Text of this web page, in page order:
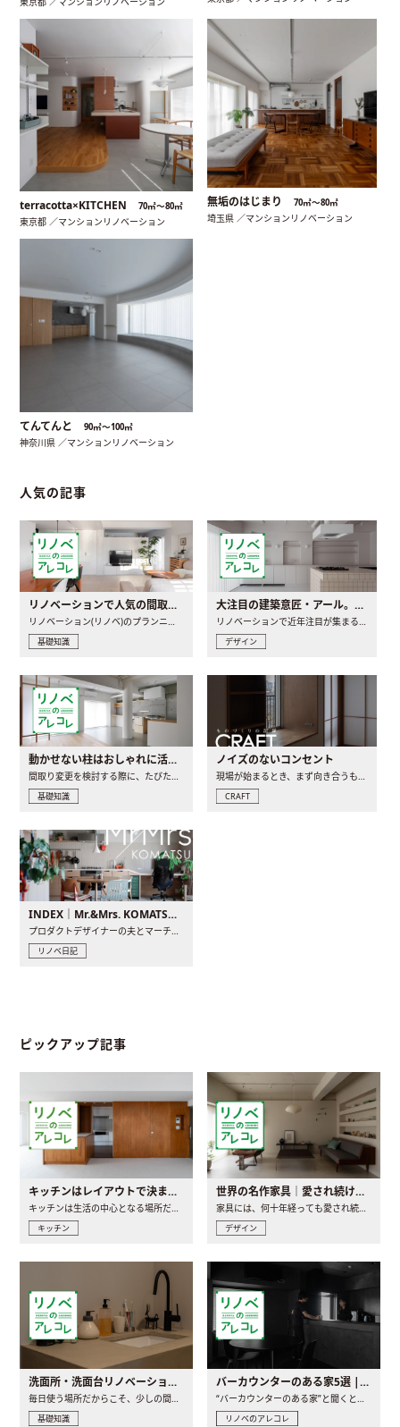
terracotta×KITCHEN 70㎡〜80㎡
東京都 ／マンションリノベーション
無垢のはじまり 70㎡〜80㎡
埼玉県 ／マンションリノベーション
てんてんと 90㎡〜100㎡
神奈川県 ／マンションリノベーション
人気の記事
リノベーションで人気の間取りとは？トレンドの間取りと実例を徹底解説
基礎知識
大注目の建築意匠・アール。人気の理由と空間に取り入れるポイント
デザイン
動かせない柱はおしゃれに活用！柱を魅せるリノベーション(リノベ)4選
基礎知識
ノイズのないコンセント
CRAFT
INDEX｜Mr.&Mrs. KOMATSU renovation diary
リノベ日記
ピックアップ記事
キッチンはレイアウトで決まる。後悔しないための考え方と選び方
キッチンは生活の中心となる場所だからこそ、家の中のどこに置..
キッチン
世界の名作家具｜愛され続ける理由と一生モノとの出会い方
家具には、何十年経っても愛され続ける「名作」と呼ばれるもの..
デザイン
洗面所・洗面台リノベーションの事例と間取りアイデア
基礎知識
バーカウンターのある家5選 | 日常に馴染む“距離の近い”キッチンとは
リノベのアレコレ